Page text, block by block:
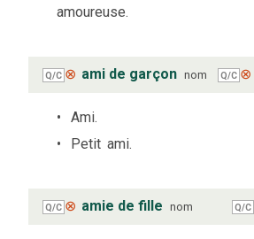
amoureuse.
Q/C ⊗ ami de garçon nom Q/C ⊗
Ami.
Petit ami.
Q/C ⊗ amie de fille nom Q/C